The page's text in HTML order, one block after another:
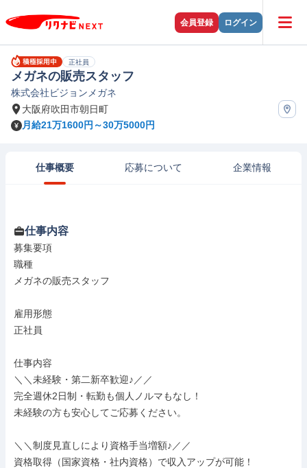
会員登録 ログイン
正社員
メガネの販売スタッフ
株式会社ビジョンメガネ
大阪府吹田市朝日町
月給21万1600円～30万5000円
仕事概要 応募について 企業情報
仕事内容
募集要項
職種
メガネの販売スタッフ
雇用形態
正社員
仕事内容
＼＼未経験・第二新卒歓迎♪／／
完全週休2日制・転勤も個人ノルマもなし！
未経験の方も安心してご応募ください。
＼＼制度見直しにより資格手当増額♪／／
資格取得（国家資格・社内資格）で収入アップが可能！